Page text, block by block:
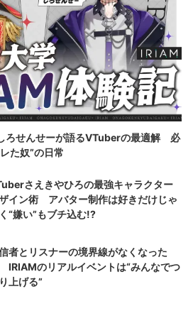
ろせんせーが語るVTuberの最適解 必
た奴”の日常
さえきやひろの最強キャラクター
イン術 アバター制作は好きだけじゃ
“嫌い”もブチ込む!?
者とリスナーの境界線がなくなった
IRIAMのリアルイベントは“みんなでつ
上げる”